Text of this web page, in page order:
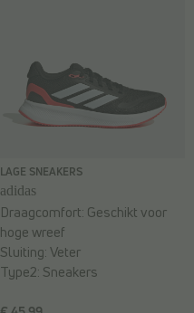
LAGE SNEAKERS
adidas
Draagcomfort: Geschikt voor
hoge wreef
Sluiting:Veter
Type2: Sneakers